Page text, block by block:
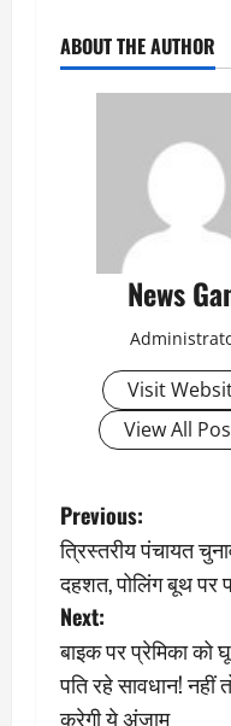
ABOUT THE AUTHOR
News
Visit
View All
P
o
s
t
Previous:
त्रिस्तरीय पंचायत
दहशत, पोलिंग बूथ पर
Next:
बाइक पर प्रेमिका को
पति रहे सावधान! नहीं
करेगी ये अंजाम